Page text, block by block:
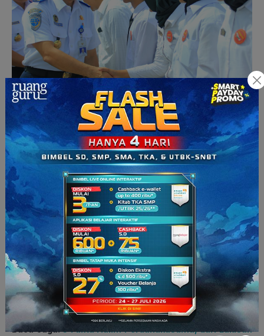
Pembukaan Diklat Pemberdayaan Masyarakat di Poltekbang
Surabaya (Sumber: poltekbangsby.ac.id)
8. Deraya Flying School
Sekolah penerbangan di Jakarta, tepatnya di Halim, yaitu
Deraya Flying School merupakan sekolah penerbangan
tertua di Indonesia, lho. Sekolah ini sudah berdiri sejak tahun
1972 silam dengan pusat pelatihan di Bandara Halim
Perdanakusuma, Jakarta.
Ada dua paket progam pendidikan yang ditawarkan, yaitu
tiga lisensi dan empat lisensi. Durasi pelatihan keduanya pun
berbeda. Untuk pendidikan tiga lisensi membutuhkan durasi
1,5 tahun, sementara empat lisensi dengan durasi pelatihan 2
Baca Juga:
5 Fakta Halim Perdanakusuma, dari Lukisan